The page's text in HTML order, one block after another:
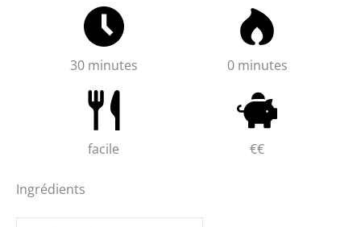
30 minutes 0 minutes
facile €€
Ingrédients